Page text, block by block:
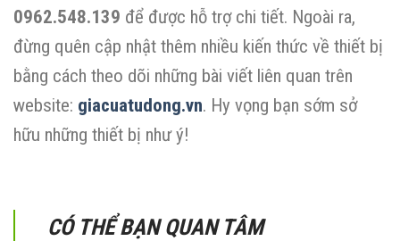
0962.548.139 để được hỗ trợ chi tiết. Ngoài ra,
đừng quên cập nhật thêm nhiều kiến thức về thiết bị
bằng cách theo dõi những bài viết liên quan trên
website: giacuatudong.vn. Hy vọng bạn sớm sở
hữu những thiết bị như ý!
CÓ THỂ BẠN QUAN TÂM